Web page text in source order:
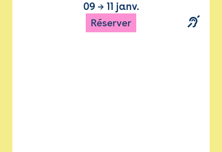
09→ 11 janv.
Réserver